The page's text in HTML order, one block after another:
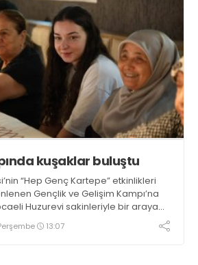
kuşaklar buluştu
“Hep Genç Kartepe” etkinlikleri
Gençlik ve Gelişim Kampı’na
Huzurevi sakinleriyle bir araya
13:07